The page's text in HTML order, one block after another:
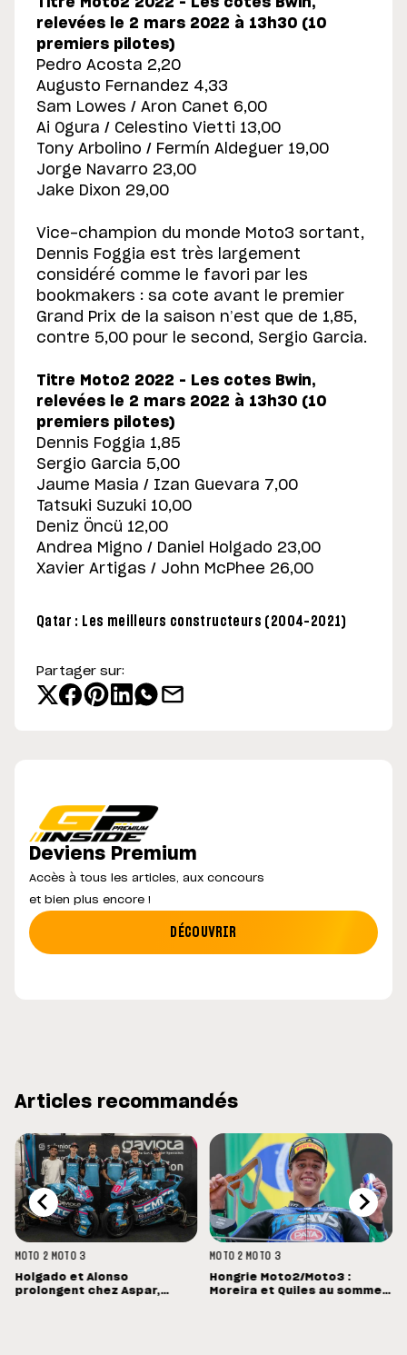
Titre Moto2 2022 – Les cotes Bwin,
relevées le 2 mars 2022 à 13h30 (10
premiers pilotes)
Pedro Acosta 2,20
Augusto Fernandez 4,33
Sam Lowes / Aron Canet 6,00
Ai Ogura / Celestino Vietti 13,00
Tony Arbolino / Fermín Aldeguer 19,00
Jorge Navarro 23,00
Jake Dixon 29,00
Vice-champion du monde Moto3 sortant,
Dennis Foggia est très largement
considéré comme le favori par les
bookmakers : sa cote avant le premier
Grand Prix de la saison n’est que de 1,85,
contre 5,00 pour le second, Sergio Garcia.
Titre Moto2 2022 – Les cotes Bwin,
relevées le 2 mars 2022 à 13h30 (10
premiers pilotes)
Dennis Foggia 1,85
Sergio Garcia 5,00
Jaume Masia / Izan Guevara 7,00
Tatsuki Suzuki 10,00
Deniz Öncü 12,00
Andrea Migno / Daniel Holgado 23,00
Xavier Artigas / John McPhee 26,00
Qatar : Les meilleurs constructeurs (2004-2021)
Partager sur:
Deviens Premium
Accès à tous les articles, aux concours
et bien plus encore !
DÉCOUVRIR
Articles recommandés
MOTO 2 MOTO 3
Holgado et Alonso
prolongent chez Aspar,
MOTO 2 MOTO 3
Hongrie Moto2/Moto3 :
Moreira et Quiles au sommet,